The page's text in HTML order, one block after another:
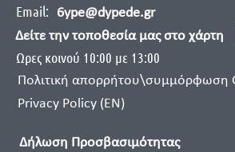
Email:
6ype@dypede.gr
Δείτε την τοποθεσία μας στο χάρτη
Ωρες κοινού 10:00 με 13:00
Πολιτική απορρήτου\συμμόρφωση
Privacy Policy (EN)
Δήλωση Προσβασιμότητας